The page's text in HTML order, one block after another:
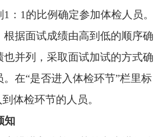
1 ： 1的比例确定参加体检人员。
根据面试成绩由高到低的顺序确
也并列，采取面试加试的方式确
在“是否进入体检环节”栏里标
体检环节的人员。
知